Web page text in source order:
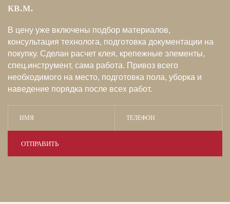
кв.м.
В цену уже включены подбор материалов,
консультация технолога, подготовка документации на
покупку. Сделан расчет клея, крепежные элементы,
спец.инструмент, сама работа. Привоз всего
необходимого на место, подготовка пола, уборка и
наведение порядка после всех работ.